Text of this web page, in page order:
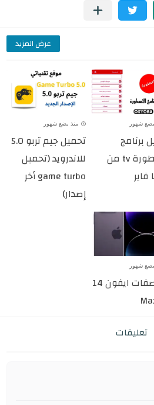
عرض المزيد
شهور
برنامج
الاسطورة tv من
فاير
منذ بضع شهور
تحميل جيم تربو 5.0
للاندرويد (تحميل
game turbo أخر
إصدار)
شهور
مواصفات ايفون 14
تعليقات